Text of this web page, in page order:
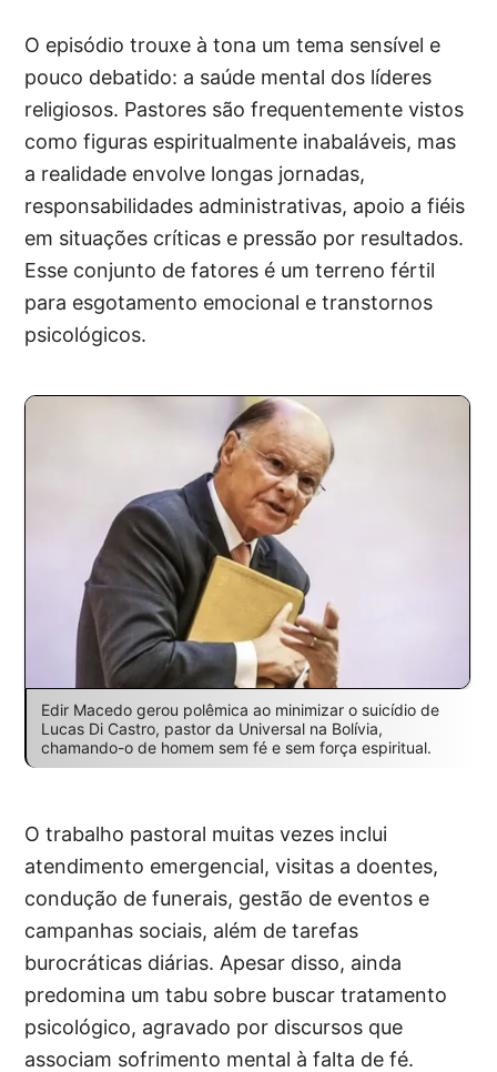
O episódio trouxe à tona um tema sensível e
pouco debatido: a saúde mental dos líderes
religiosos. Pastores são frequentemente vistos
como figuras espiritualmente inabaláveis, mas
a realidade envolve longas jornadas,
responsabilidades administrativas, apoio a fiéis
em situações críticas e pressão por resultados.
Esse conjunto de fatores é um terreno fértil
para esgotamento emocional e transtornos
psicológicos.
Edir Macedo gerou polêmica ao minimizar o suicídio de
Lucas Di Castro, pastor da Universal na Bolívia,
chamando-o de homem sem fé e sem força espiritual.
O trabalho pastoral muitas vezes inclui
atendimento emergencial, visitas a doentes,
condução de funerais, gestão de eventos e
campanhas sociais, além de tarefas
burocráticas diárias. Apesar disso, ainda
predomina um tabu sobre buscar tratamento
psicológico, agravado por discursos que
associam sofrimento mental à falta de fé.